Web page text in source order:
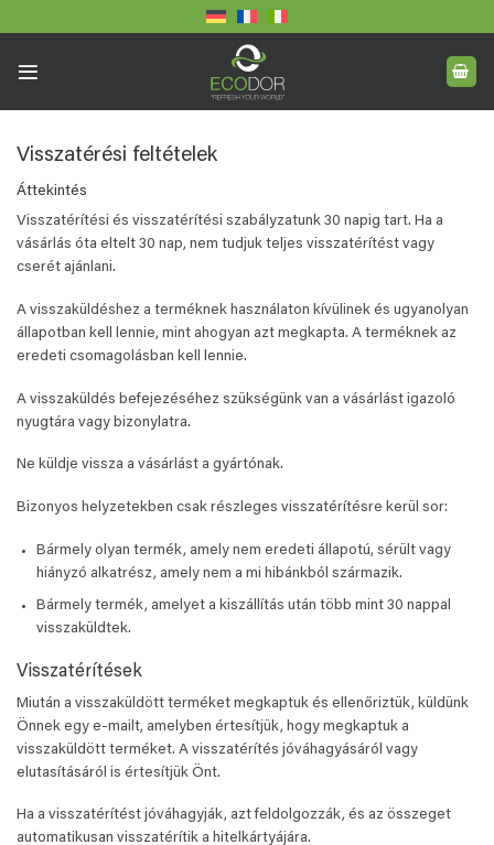
to
Visszatérési feltételek
Áttekintés
Visszatérítési és visszatérítési szabályzatunk 30 napig tart. Ha a
vásárlás óta eltelt 30 nap, nem tudjuk teljes visszatérítést vagy
cserét ajánlani.
A visszaküldéshez a terméknek használaton kívülinek és ugyanolyan
állapotban kell lennie, mint ahogyan azt megkapta. A terméknek az
eredeti csomagolásban kell lennie.
A visszaküldés befejezéséhez szükségünk van a vásárlást igazoló
nyugtára vagy bizonylatra.
Ne küldje vissza a vásárlást a gyártónak.
Bizonyos helyzetekben csak részleges visszatérítésre kerül sor:
Bármely olyan termék, amely nem eredeti állapotú, sérült vagy
hiányzó alkatrész, amely nem a mi hibánkból származik.
Bármely termék, amelyet a kiszállítás után több mint 30 nappal
visszaküldtek.
Visszatérítések
Miután a visszaküldött terméket megkaptuk és ellenőriztük, küldünk
Önnek egy e-mailt, amelyben értesítjük, hogy megkaptuk a
visszaküldött terméket. A visszatérítés jóváhagyásáról vagy
elutasításáról is értesítjük Önt.
Ha a visszatérítést jóváhagyják, azt feldolgozzák, és az összeget
automatikusan visszatérítik a hitelkártyájára.